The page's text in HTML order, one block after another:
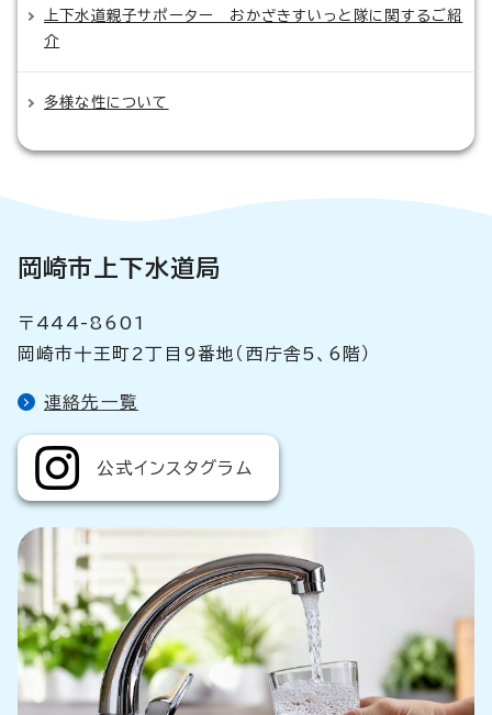
上下水道親子サポーター おかざきすいっと隊に関するご紹
介
多様な性について
岡崎市上下水道局
〒444-8601
岡崎市十王町2丁目9番地（西庁舎5、6階）
連絡先一覧
公式インスタグラム